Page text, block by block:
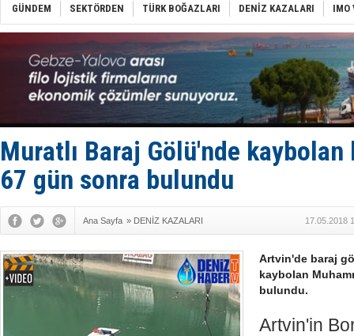
ASEAN ilk
TAYK -
İstanbul
Tersane
İngiliz
FESCO,
DESE,
GÜNDEM SEKTÖRDEN TÜRK BOĞAZLARI DENİZ KAZALARI IMO
Muratlı Baraj Gölü'nde
67 gün sonra bulundu
Ana Sayfa » DENİZ KAZALARI 17.05.2018
Artvin'de baraj
kaybolan
bulundu.
Artvin'in